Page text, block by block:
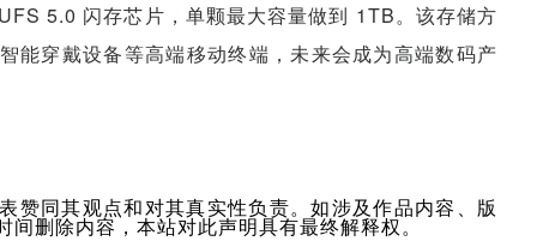
5.0 闪存芯片，单颗最大容量做到 1TB。该存储方
能穿戴设备等高端移动终端，未来会成为高端数码产
赞同其观点和对其真实性负责。如涉及作品内容、版
删除内容，本站对此声明具有最终解释权。